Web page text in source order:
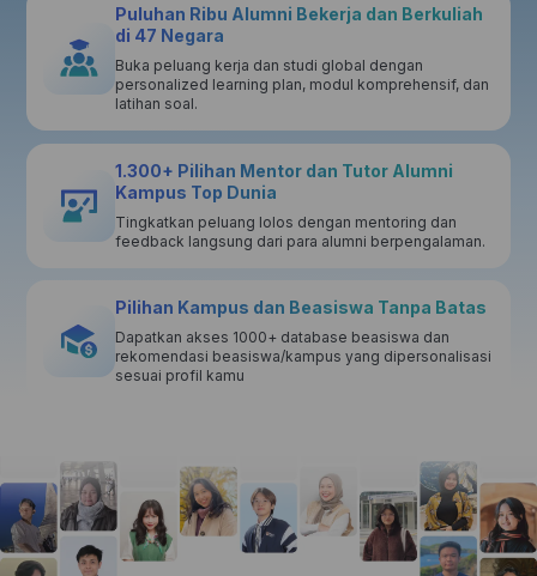
Puluhan Ribu Alumni Bekerja dan Berkuliah
di 47 Negara
Buka peluang kerja dan studi global dengan
personalized learning plan, modul komprehensif, dan
latihan soal.
1.300+ Pilihan Mentor dan Tutor Alumni
Kampus Top Dunia
Tingkatkan peluang lolos dengan mentoring dan
feedback langsung dari para alumni berpengalaman.
Pilihan Kampus dan Beasiswa Tanpa Batas
Dapatkan akses 1000+ database beasiswa dan
rekomendasi beasiswa/kampus yang dipersonalisasi
sesuai profil kamu